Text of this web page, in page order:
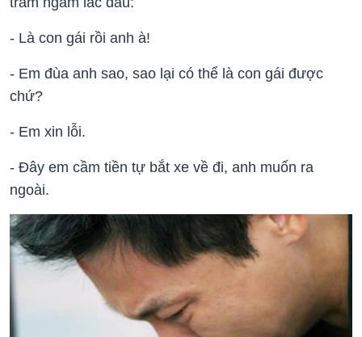
- Là con gái rồi anh à!
- Em đùa anh sao, sao lại có thể là con gái được
chứ?
- Em xin lỗi.
- Đây em cầm tiền tự bắt xe về đi, anh muốn ra
ngoài.